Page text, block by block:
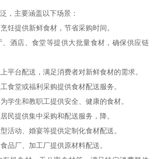
，主要涵盖以下场景：
饪提供新鲜食材，节省采购时间。
、酒店、食堂等提供大批量食材，确保供应链
平台配送，满足消费者对新鲜食材的需求。
食堂或福利采购提供食材配送服务。
学生和教职工提供安全、健康的食材。
民提供集中采购和配送服务，降。
活动、婚宴等提供定制化食材配送。
品厂、加工厂提供原材料配送。